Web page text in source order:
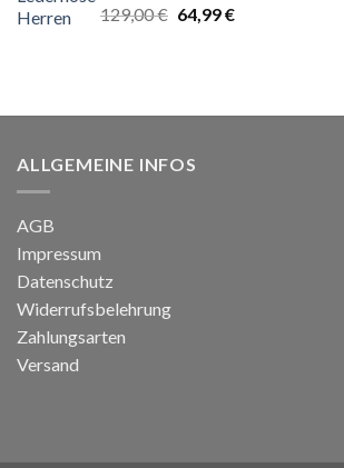
Bewertet
5.00
129,00€ Ursprünglicher
64,99€Aktueller
ALLGEMEINE INFOS
AGB
Impressum
Datenschutz
Widerrufsbelehrung
Zahlungsarten
Versand